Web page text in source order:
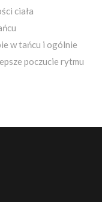
ciała
w tańcu i ogólnie
poczucie rytmu